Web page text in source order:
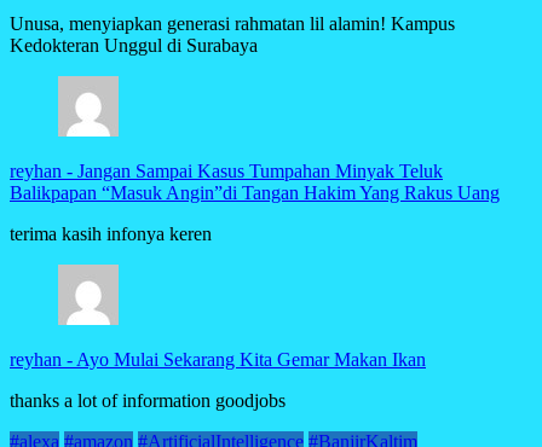
Unusa, menyiapkan generasi rahmatan lil alamin! Kampus
Kedokteran Unggul di Surabaya
reyhan - Jangan Sampai Kasus Tumpahan Minyak Teluk
Balikpapan “Masuk Angin”di Tangan Hakim Yang Rakus Uang
terima kasih infonya keren
reyhan - Ayo Mulai Sekarang Kita Gemar Makan Ikan
thanks a lot of information goodjobs
#alexa #amazon #ArtificialIntelligence #BanjirKaltim